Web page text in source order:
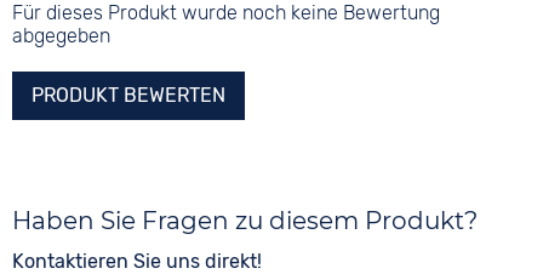
Für dieses Produkt wurde noch keine Bewertung
abgegeben
PRODUKT BEWERTEN
Haben Sie Fragen zu diesem Produkt?
Kontaktieren Sie uns direkt!